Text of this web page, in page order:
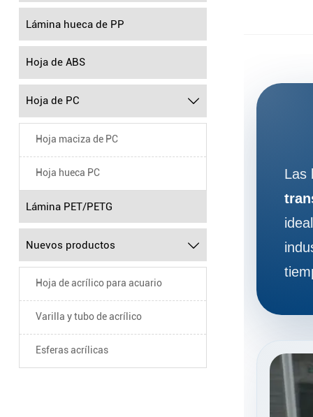
Lámina hueca de PP
Hoja de ABS
Hoja de PC 
Hoja maciza de PC
Hoja hueca PC
Lámina PET/PETG
Nuevos productos 
Hoja de acrílico para acuario
Varilla y tubo de acrílico
Esferas acrílicas
Las
Lámina de
Las
ventanas
Lámina
Preguntas
P1: ¿Para
durabilidad
P2: ¿Por
Las
claridad